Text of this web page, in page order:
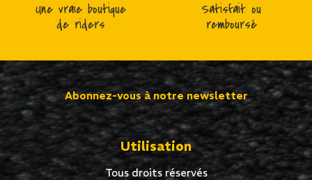
Une vraie boutique
de riders
Satisfait ou
remboursé
Abonnez-vous à notre newsletter
Utilisation
Tous droits réservés